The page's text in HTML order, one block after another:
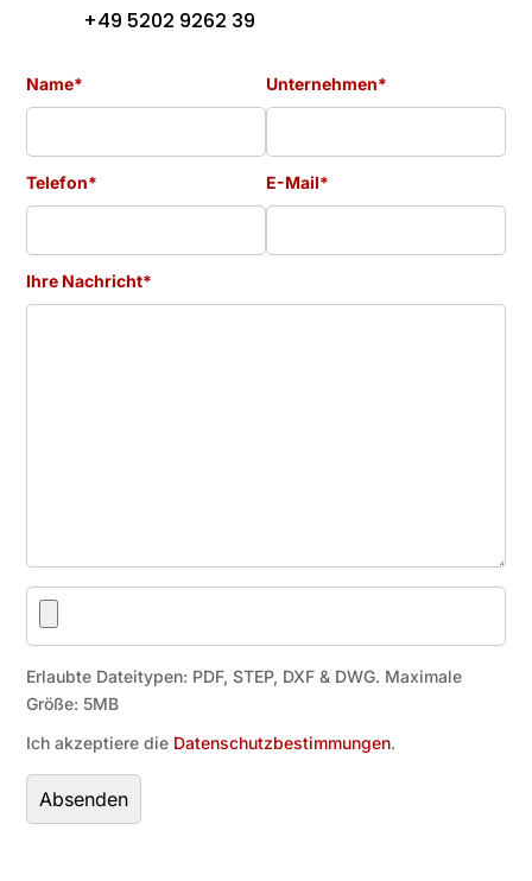
+49 5202 9262 39
Name* Unternehmen*
Telefon* E-Mail*
Ihre Nachricht*
Erlaubte Dateitypen: PDF, STEP, DXF & DWG. Maximale
Größe: 5MB
Ich akzeptiere die Datenschutzbestimmungen.
Bitte
lasse